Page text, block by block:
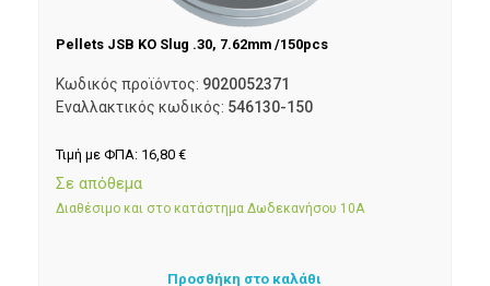
Pellets JSB KO Slug .30, 7.62mm /150pcs
Κωδικός προϊόντος: 9020052371
Εναλλακτικός κωδικός: 546130-150
Τιμή με ΦΠΑ: 16,80 €
Σε απόθεμα
Διαθέσιμο και στο κατάστημα Δωδεκανήσου 10Α
Προσθήκη στο καλάθι